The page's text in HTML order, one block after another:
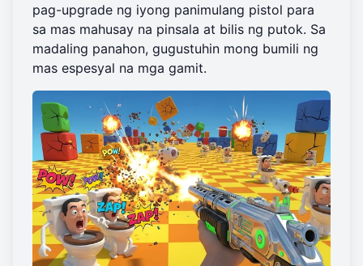
pag-upgrade ng iyong panimulang pistol para
sa mas mahusay na pinsala at bilis ng putok. Sa
madaling panahon, gugustuhin mong bumili ng
mas espesyal na mga gamit.